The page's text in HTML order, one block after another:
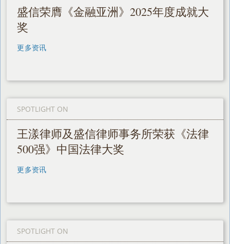
盛信荣膺《金融亚洲》2025年度成就大
奖
更多资讯
SPOTLIGHT ON
王漾律师及盛信律师事务所荣获《法律
500强》中国法律大奖
更多资讯
SPOTLIGHT ON